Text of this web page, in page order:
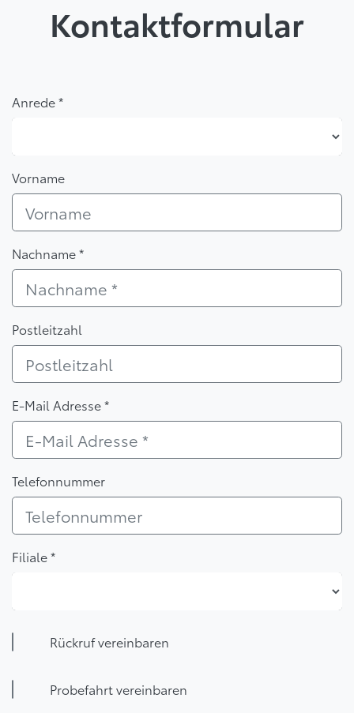
Kontaktformular
Anrede *
Vorname
Nachname *
Postleitzahl
E-Mail Adresse *
Telefonnummer
Filiale *
Rückruf vereinbaren
Probefahrt vereinbaren